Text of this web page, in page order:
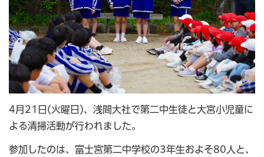
4月21日(火曜日)、浅間大社で第二中生徒と大宮小児童に
よる清掃活動が行われました。
参加したのは、富士宮第二中学校の3年生およそ80人と、